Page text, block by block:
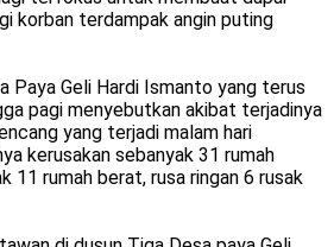
korban terdampak angin puting
Paya Geli Hardi Ismanto yang terus
pagi menyebutkan akibat terjadinya
yang terjadi malam hari
kerusakan sebanyak 31 rumah
11 rumah berat, rusa ringan 6 rusak